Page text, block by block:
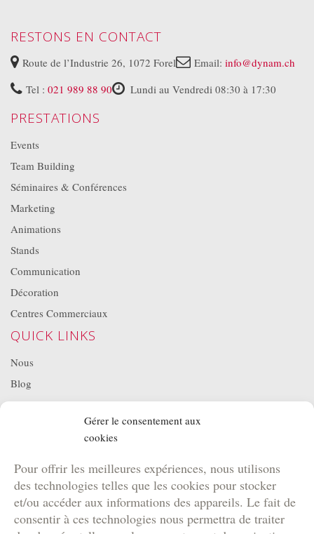
Gérer le consentement aux
cookies
Pour offrir les meilleures expériences, nous utilisons
des technologies telles que les cookies pour stocker
et/ou accéder aux informations des appareils. Le fait de
consentir à ces technologies nous permettra de traiter
RESTONS EN CONTACT
Route de l’Industrie 26, 1072 Forel Email: info@dynam.ch
Tel : 021 989 88 90 Lundi au Vendredi 08:30 à 17:30
PRESTATIONS
Events
Team Building
Séminaires & Conférences
Marketing
Animations
Stands
Communication
Décoration
Centres Commerciaux
QUICK LINKS
Nous
Blog
Projets
Location de matériel
NOS BROCHURES
Brochure Team Building
Brochure Outdoor
Brochure Agence